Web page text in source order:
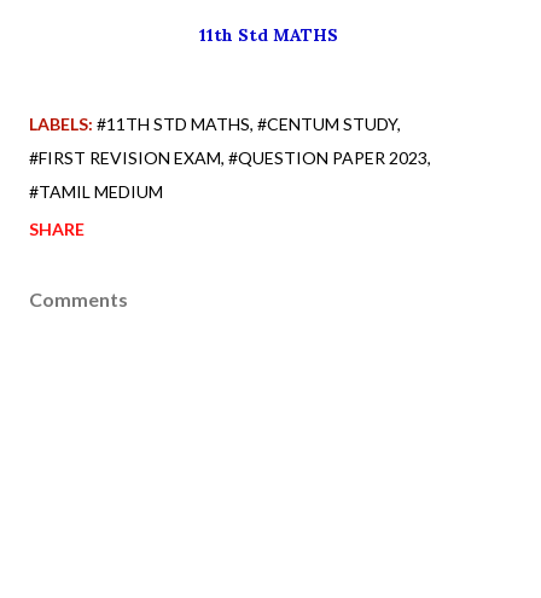
11th Std MATHS
LABELS: #11TH STD MATHS #CENTUM STUDY
#FIRST REVISION EXAM #QUESTION PAPER 2023
#TAMIL MEDIUM
SHARE
Comments